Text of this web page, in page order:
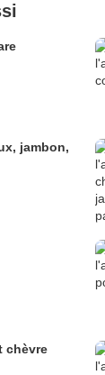
jambon,
chèvre